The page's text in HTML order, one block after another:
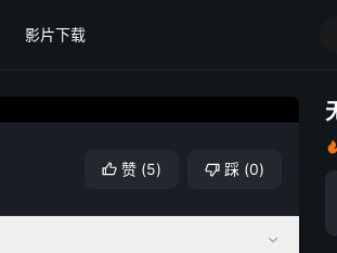
影片下载
赞 (5) 踩 (0)